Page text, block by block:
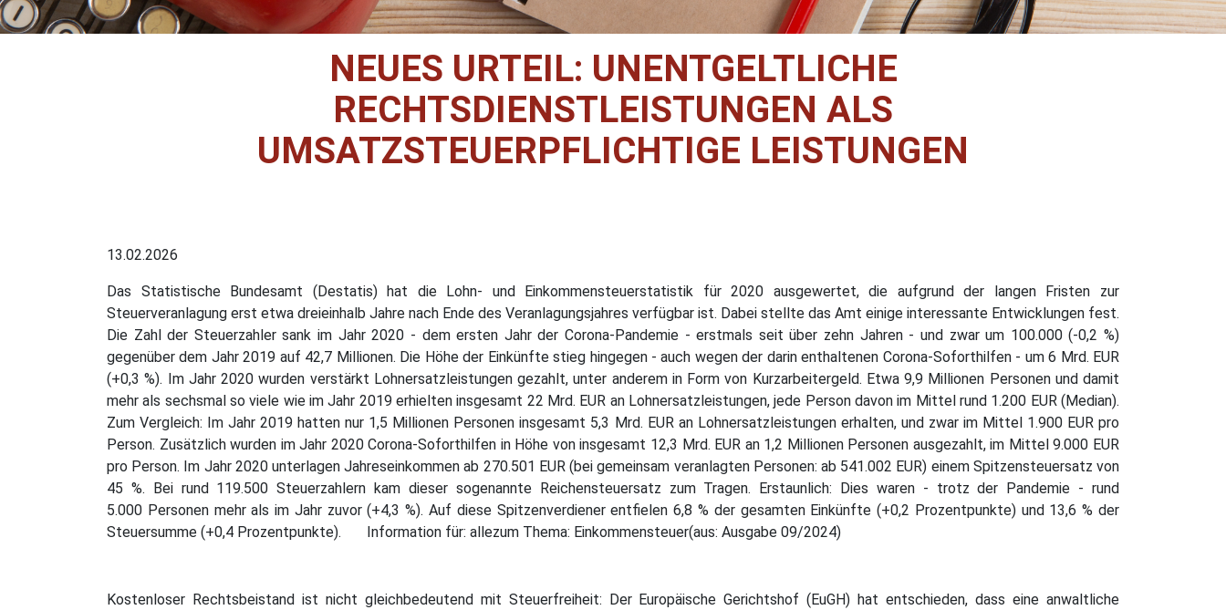
NEUES URTEIL: UNENTGELTLICHE
RECHTSDIENSTLEISTUNGEN ALS
UMSATZSTEUERPFLICHTIGE LEISTUNGEN
13.02.2026
Das Statistische Bundesamt (Destatis) hat die Lohn- und Einkommensteuerstatistik für 2020 ausgewertet, die aufgrund der langen Fristen zur
Steuerveranlagung erst etwa dreieinhalb Jahre nach Ende des Veranlagungsjahres verfügbar ist. Dabei stellte das Amt einige interessante Entwicklungen fest.
Die Zahl der Steuerzahler sank im Jahr 2020 - dem ersten Jahr der Corona-Pandemie - erstmals seit über zehn Jahren - und zwar um 100.000 (-0,2 %)
gegenüber dem Jahr 2019 auf 42,7 Millionen. Die Höhe der Einkünfte stieg hingegen - auch wegen der darin enthaltenen Corona-Soforthilfen - um 6 Mrd. EUR
(+0,3 %). Im Jahr 2020 wurden verstärkt Lohnersatzleistungen gezahlt, unter anderem in Form von Kurzarbeitergeld. Etwa 9,9 Millionen Personen und damit
mehr als sechsmal so viele wie im Jahr 2019 erhielten insgesamt 22 Mrd. EUR an Lohnersatzleistungen, jede Person davon im Mittel rund 1.200 EUR (Median).
Zum Vergleich: Im Jahr 2019 hatten nur 1,5 Millionen Personen insgesamt 5,3 Mrd. EUR an Lohnersatzleistungen erhalten, und zwar im Mittel 1.900 EUR pro
Person. Zusätzlich wurden im Jahr 2020 Corona-Soforthilfen in Höhe von insgesamt 12,3 Mrd. EUR an 1,2 Millionen Personen ausgezahlt, im Mittel 9.000 EUR
pro Person. Im Jahr 2020 unterlagen Jahreseinkommen ab 270.501 EUR (bei gemeinsam veranlagten Personen: ab 541.002 EUR) einem Spitzensteuersatz von
45 %. Bei rund 119.500 Steuerzahlern kam dieser sogenannte Reichensteuersatz zum Tragen. Erstaunlich: Dies waren - trotz der Pandemie - rund
5.000 Personen mehr als im Jahr zuvor (+4,3 %). Auf diese Spitzenverdiener entfielen 6,8 % der gesamten Einkünfte (+0,2 Prozentpunkte) und 13,6 % der
Steuersumme (+0,4 Prozentpunkte). Information für: allezum Thema: Einkommensteuer(aus: Ausgabe 09/2024)
Kostenloser Rechtsbeistand ist nicht gleichbedeutend mit Steuerfreiheit: Der Europäische Gerichtshof (EuGH) hat entschieden, dass eine anwaltliche